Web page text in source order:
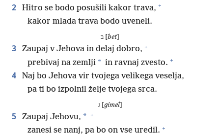
2 Hitro se bodo posušili kakor trava, +
kakor mlada trava bodo uveneli.
bet]
3 Zaupaj v Jehova in delaj dobro, +
prebivaj na zemlji * in ravnaj zvesto. +
4
Naj bo Jehova vir tvojega velikega veselja,
pa ti bo izpolnil želje tvojega srca.
ג [ gimel]
5 Zaupaj Jehovu, * +
zanesi se nanj, pa bo on vse uredil. +